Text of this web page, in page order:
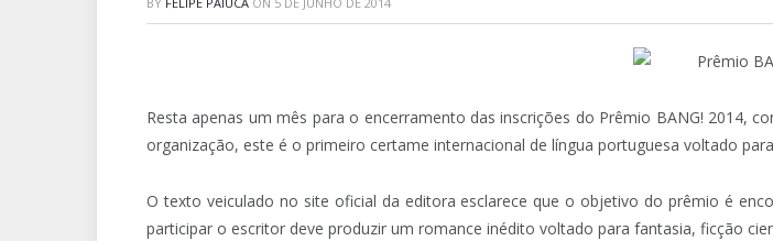
Resta apenas um mês para o encerramento das inscrições do Prêmio BANG! 2014,
organização, este é o primeiro certame internacional de língua portuguesa voltado
O texto veiculado no site oficial da editora esclarece que o objetivo do prêmio é
participar o escritor deve produzir um romance inédito voltado para fantasia, ficção